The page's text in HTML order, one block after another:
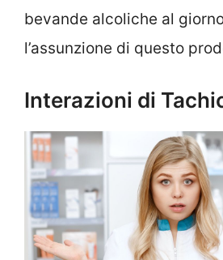
bevande alcoliche al
l’assunzione di questo
Interazioni di